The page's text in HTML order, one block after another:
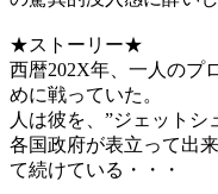
★ストーリー★
西暦202X年、一人のプ
めに戦っていた。
人は彼を、”ジェットシ
各国政府が表立って出
て続けている・・・